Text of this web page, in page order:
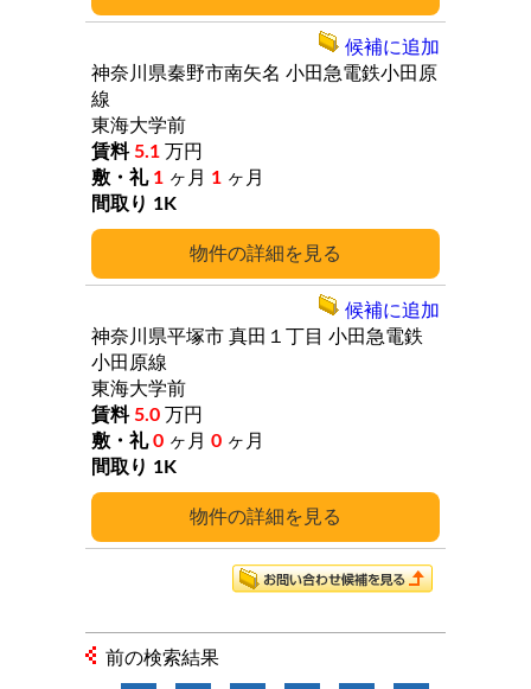
詳細
神奈川県秦野市南矢名 小田急電鉄小田原
線
東海大学前
5.1 万円
1 ヶ月 1 ヶ月
1K
候補に追加
詳細
神奈川県平塚市 真田１丁目 小田急電鉄
小田原線
東海大学前
5.0 万円
0 ヶ月 0 ヶ月
1K
候補に追加
前の検索結果